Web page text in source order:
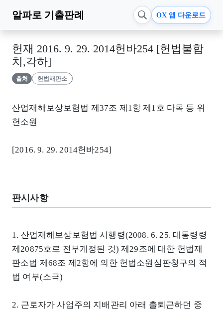
알파로 기출판례 OX 앱 다운로드
헌재 2016. 9. 29. 2014헌바254 [헌법불합
치,각하]
출처 헌법재판소
산업재해보상보험법 제37조 제1항 제1호 다목 등 위
헌소원
[2016. 9. 29. 2014헌바254]
판시사항
1. 산업재해보상보험법 시행령(2008. 6. 25. 대통령령
제20875호로 전부개정된 것) 제29조에 대한 헌법재
판소법 제68조 제2항에 의한 헌법소원심판청구의 적
법 여부(소극)
2. 근로자가 사업주의 지배관리 아래 출퇴근하던 중